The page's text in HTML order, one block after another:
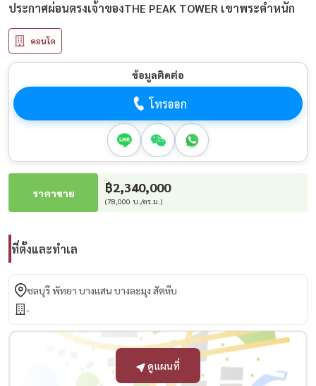
ประกาศผ่อนตรงเจ้าของTHE PEAK TOWER เขาพระตำหนัก
คอนโด
ข้อมูลติดต่อ
โทรออก
ราคาขาย ฿2,340,000
(78,000 บ./ตร.ม.)
ที่ตั้งและทำเล
ชลบุรี พัทยา บางแสน บางละมุง สัตหีบ
-
ดูแผนที่